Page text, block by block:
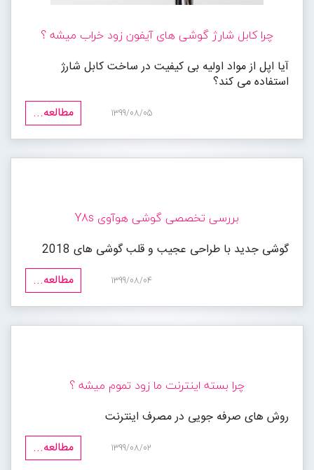
چرا کابل شارژ گوشی های آیفون زود خراب میشه ؟
آیا اپل از مواد اولیه بی کیفیت در ساخت کابل شارژ
استفاده می کند؟
مطالعه...
1399/08/05
بررسی تخصصی گوشی هوآوی Y8s
گوشی جدید با طراحی عجیب و قلب گوشی های 2018
مطالعه...
1399/08/04
چرا بسته اینترنت ما زود تموم میشه ؟
روش های صرفه جویی در مصرف اینترنت
مطالعه...
1399/08/02